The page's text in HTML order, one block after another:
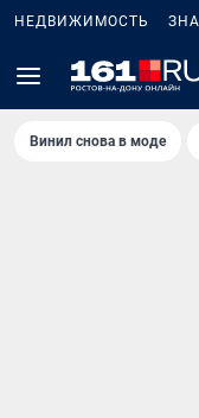
НЕДВИЖИМОСТЬ
Винил снова в моде